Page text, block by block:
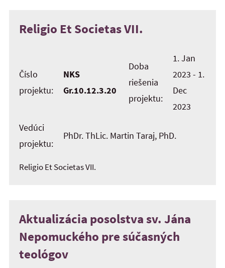
Religio Et Societas VII.
Číslo
projektu:
NKS
Gr.10.12.3.20
Doba
riešenia
projektu:
1. Jan
2023 - 1.
Dec
2023
Vedúci
projektu:
PhDr. ThLic. Martin Taraj, PhD.
Religio Et Societas VII.
Aktualizácia posolstva sv. Jána
Nepomuckého pre súčasných
teológov